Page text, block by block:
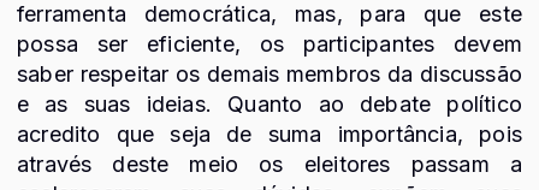
ferramenta democrática, mas, para que este
possa ser eficiente, os participantes devem
saber respeitar os demais membros da discussão
e as suas ideias. Quanto ao debate político
acredito que seja de suma importância, pois
através deste meio os eleitores passam a